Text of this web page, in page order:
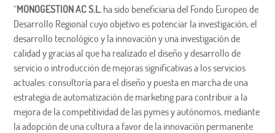
“MONOGESTION AC S.L. ha sido beneficiaria del Fondo Europeo de
Desarrollo Regional cuyo objetivo es potenciar la investigación, el
desarrollo tecnológico y la innovación y una investigación de
calidad y gracias al que ha realizado el diseño y desarrollo de
servicio o introducción de mejoras significativas a los servicios
actuales: consultoría para el diseño y puesta en marcha de una
estrategia de automatización de marketing para contribuir a la
mejora de la competitividad de las pymes y autónomos, mediante
la adopción de una cultura a favor de la innovación permanente